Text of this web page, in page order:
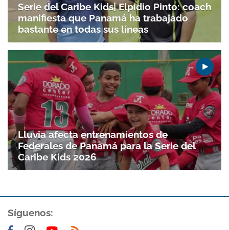
Serie del Caribe Kids| Elpidio Pinto: coach
manifiesta que Panamá ha trabajado
bastante en todas sus líneas
Lluvia afecta entrenamientos de
Federales de Panamá para la Serie del
Caribe Kids 2026
Síguenos: